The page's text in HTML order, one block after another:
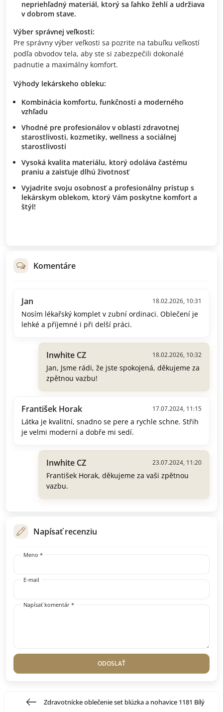
nepriehľadný materiál, ktorý sa ľahko žehlí a udržiava
v dobrom stave.
Výber správnej veľkosti:
Pre správny výber veľkosti sa pozrite na tabuľku veľkostí
podľa obvodov tela, aby ste si zabezpečili dokonalé
padnutie a maximálny komfort.
Výhody lekárskeho obleku:
Kombinácia komfortu, funkčnosti a moderného
vzhľadu
Vhodné pre profesionálov v oblasti zdravotnej
starostlivosti, kozmetiky, wellness a sociálnej
starostlivosti
Vysoká kvalita materiálu, ktorý odoláva častému
praniu a zaisťuje dlhú životnosť
Vyjadrite svoju osobnosť a profesionálny prístup s
lekárskym oblekom, ktorý Vám poskytne komfort a
štýl!
Komentáre
Jan 18.02.2026, 10:31
Nosím lékařský komplet v zubní ordinaci. Oblečení je
lehké a příjemné i při delší práci.
Inwhite CZ 18.02.2026, 10:32
Jan, Jsme rádi, že jste spokojená, děkujeme za
zpětnou vazbu!
František Horak 17.07.2024, 11:15
Látka je kvalitní, snadno se pere a rychle schne. Střih
je velmi moderní a dobře mi sedí.
Inwhite CZ 23.07.2024, 11:20
František Horak, děkujeme za vaši zpětnou
vazbu.
Napísať recenziu
Meno *
E-mail
Napísať komentár *
ODOSLAŤ
Zdravotnícke oblečenie set blúzka a nohavice 1181 Bílý